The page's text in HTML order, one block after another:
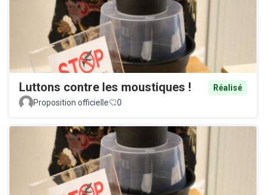
Luttons contre les moustiques !
Réalisé
Proposition officielle
0